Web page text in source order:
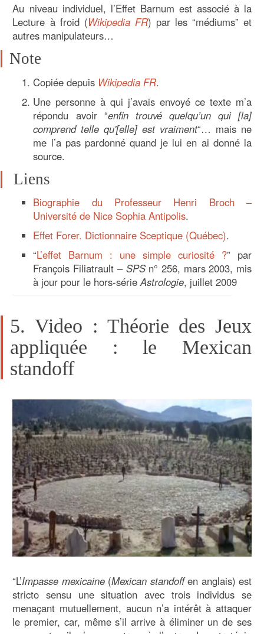
Au niveau individuel, l’Effet Barnum est associé à la
Lecture à froid (Wikipedia FR) par les “médiums” et
autres manipulateurs…
Note
Copiée depuis Wikipedia FR.
Une personne à qui j’avais envoyé ce texte m’a
répondu avoir “enfin trouvé quelqu’un qui [la]
comprend telle qu'[elle] est vraiment“… mais ne
me l’a pas pardonné quand je lui en ai donné la
source.
Liens
Biographie du Professeur Henri Broch –
Université de Nice Sophia Antipolis.
Effet Forer. Dictionnaire Sceptique (Québec).
“L’effet Barnum : une simple curiosité ?” par
François Filiatrault – SPSn° 256, mars 2003, mis
à jour pour le hors-sérieAstrologie, juillet 2009
5. Video : Théorie des Jeux
appliquée : le Mexican
standoff
“L’Impasse mexicaine(Mexican standoffen anglais) est
stricto sensu une situation avec trois individus se
menaçant mutuellement, aucun n’a intérêt à attaquer
le premier, car, même s’il arrive à éliminer un de ses